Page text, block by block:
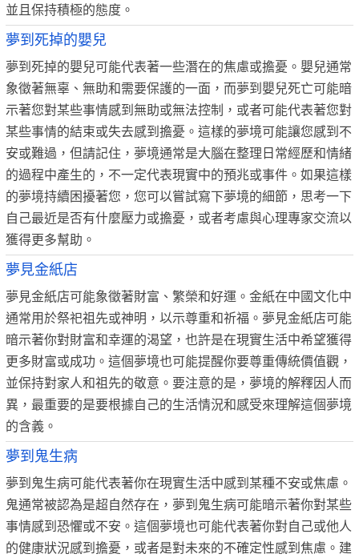
並且保持積極的態度。
夢到死掉的嬰兒
夢到死掉的嬰兒可能代表著一些潛在的焦慮或擔憂。嬰兒通常
象徵著無辜、無助和需要保護的一面，而夢到嬰兒死亡可能暗
示著您對某些事情感到無助或無法控制，或者可能代表著您對
某些事情的結束或失去感到擔憂。這樣的夢境可能讓您感到不
安或難過，但請記住，夢境通常是大腦在整理日常經歷和情緒
的過程中產生的，不一定代表現實中的預兆或事件。如果這樣
的夢境持續困擾著您，您可以嘗試寫下夢境的細節，思考一下
自己最近是否有什麼壓力或擔憂，或者考慮與心理專家交流以
獲得更多幫助。
夢見金紙店
夢見金紙店可能象徵著財富、繁榮和好運。金紙在中國文化中
通常用於祭祀祖先或神明，以示尊重和祈福。夢見金紙店可能
暗示著你對財富和幸運的渴望，也許是在現實生活中希望獲得
更多財富或成功。這個夢境也可能提醒你要尊重傳統價值觀，
並保持對家人和祖先的敬意。要注意的是，夢境的解釋因人而
異，最重要的是要根據自己的生活情況和感受來理解這個夢境
的含義。
夢到鬼生病
夢到鬼生病可能代表著你在現實生活中感到某種不安或焦慮。
鬼通常被認為是超自然存在，夢到鬼生病可能暗示著你對某些
事情感到恐懼或不安。這個夢境也可能代表著你對自己或他人
的健康狀況感到擔憂，或者是對未來的不確定性感到焦慮。建